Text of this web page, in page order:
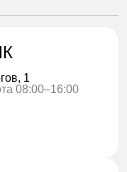
1
08:00–16:00